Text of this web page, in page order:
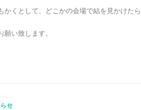
かくとして、どこかの会場で結を見かけた
願い致します。
せ